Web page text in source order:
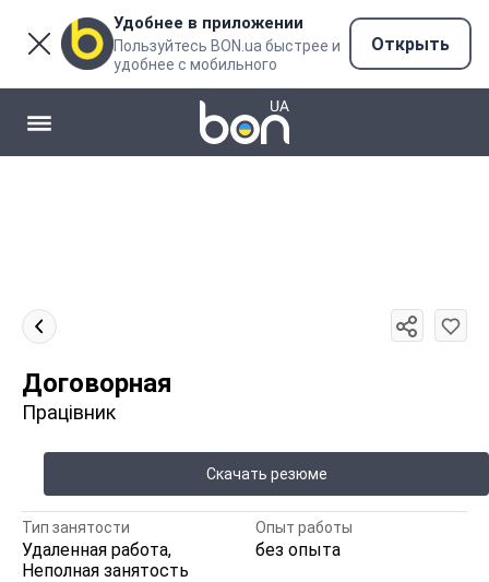
Удобнее в приложении
Пользуйтесь BON.ua быстрее и
удобнее с мобильного
Открыть
Договорная
Працівник
Скачать резюме
Тип занятости
Удаленная работа,
Неполная занятость
Опыт работы
без опыта